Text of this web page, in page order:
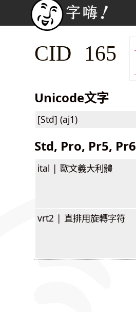
CID 165
Unicode文字
[Std] (aj1)
Std, Pro, Pr5, Pr6
ital | 歐文義大利體
vrt2 | 直排用旋轉字符